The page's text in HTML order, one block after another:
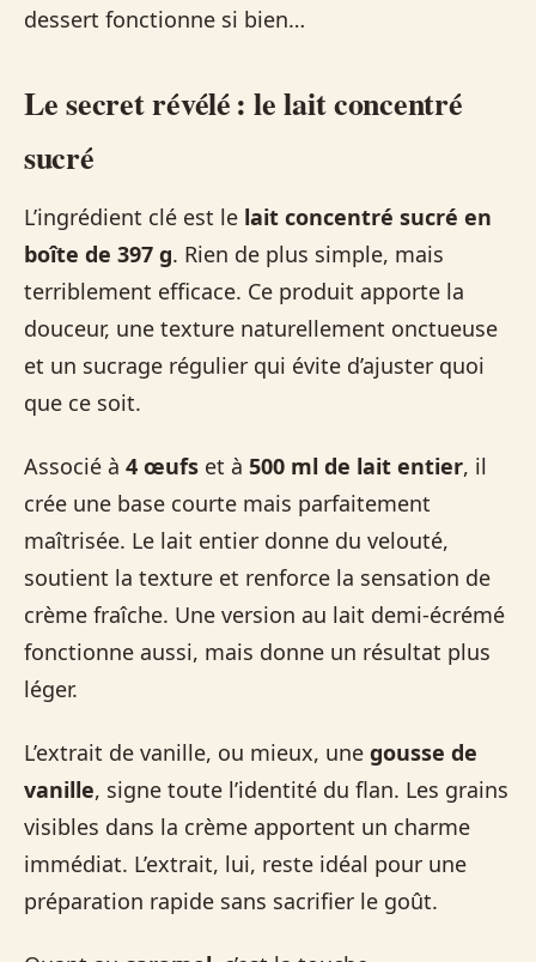
dessert fonctionne si bien…
Le secret révélé : le lait concentré
sucré
L’ingrédient clé est le lait concentré sucré en
boîte de 397 g. Rien de plus simple, mais
terriblement efficace. Ce produit apporte la
douceur, une texture naturellement onctueuse
et un sucrage régulier qui évite d’ajuster quoi
que ce soit.
Associé à 4 œufs et à 500 ml de lait entier, il
crée une base courte mais parfaitement
maîtrisée. Le lait entier donne du velouté,
soutient la texture et renforce la sensation de
crème fraîche. Une version au lait demi-écrémé
fonctionne aussi, mais donne un résultat plus
léger.
L’extrait de vanille, ou mieux, une gousse de
vanille, signe toute l’identité du flan. Les grains
visibles dans la crème apportent un charme
immédiat. L’extrait, lui, reste idéal pour une
préparation rapide sans sacrifier le goût.